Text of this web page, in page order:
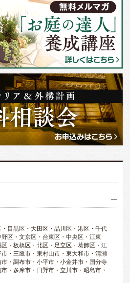
目黒区・大田区・品川区・港区・千代
区・文京区・台東区・中央区・江東
・板橋区・北区・足立区・葛飾区・江
・三鷹市・東村山市・東大和市・清瀬
・調布市・小平市・小金井市・国分寺
・多摩市・日野市・立川市・昭島市・